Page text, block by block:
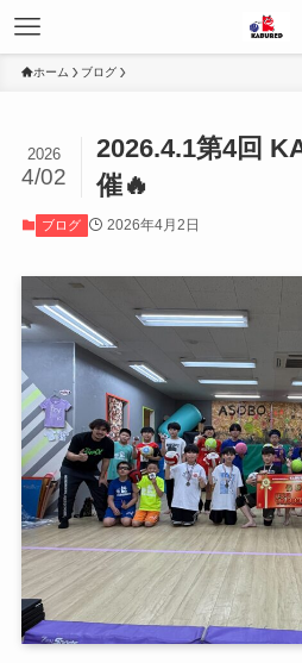
ホーム ブログ
2026.4.1第4回
催🔥
2026
4/02
ブログ 2026年4月2日